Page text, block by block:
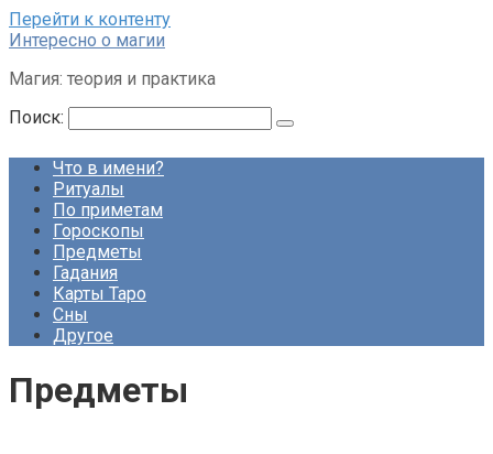
Перейти к контенту
Интересно о магии
Магия: теория и практика
Поиск:
Что в имени?
Ритуалы
По приметам
Гороскопы
Предметы
Гадания
Карты Таро
Сны
Другое
Предметы